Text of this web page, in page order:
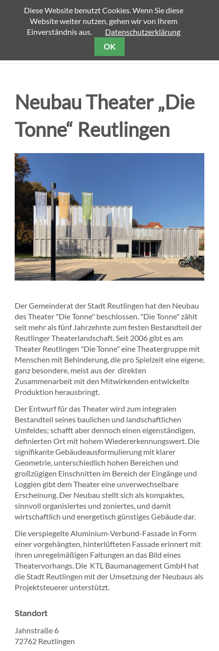
Neubau Theater „Die
Tonne“ Reutlingen
Der Gemeinderat der Stadt Reutlingen hat den Neubau
des Theater "Die Tonne" beschlossen. "Die Tonne" zählt
seit mehr als fünf Jahrzehnte zum festen Bestandteil der
Reutlinger Theaterlandschaft. Seit 2006 gibt es am
Theater Reutlingen "Die Tonne" eine Theatergruppe mit
Menschen mit Behinderung, die pro Spielzeit eine eigene,
ganz besondere, meist aus der direkten
Zusammenarbeit mit den Mitwirkenden entwickelte
Produktion herausbringt.
Der Entwurf für das Theater wird zum integralen
Bestandteil seines baulichen und landschaftlichen
Umfeldes; schafft aber dennoch einen eigenständigen,
definierten Ort mit hohem Wiedererkennungswert. Die
signifikante Gebäudeausformulierung mit klarer
Geometrie, unterschiedlich hohen Bereichen und
großzügigen Einschnitten im Bereich der Eingänge und
Loggien gibt dem Theater eine unverwechselbare
Erscheinung. Der Neubau stellt sich als kompaktes,
sinnvoll organisiertes und zoniertes, und damit
wirtschaftlich und energetisch günstiges Gebäude dar.
Die verspiegelte Aluminium-Verbund-Fassade in Form
einer vorgehängten, hinterlüfteten Fassade erinnert mit
ihren unregelmäßigen Faltungen an das Bild eines
Theatervorhangs. Die KTL Baumanagement GmbH hat
die Stadt Reutlingen mit der Umsetzung der Neubaus als
Projektsteuerer unterstützt.
Standort
Jahnstraße 6
72762 Reutlingen
Diese Website benutzt Cookies. Wenn Sie diese
Website weiter nutzen, gehen wir von Ihrem
Einverständnis aus.
Datenschutzerklärung
OK